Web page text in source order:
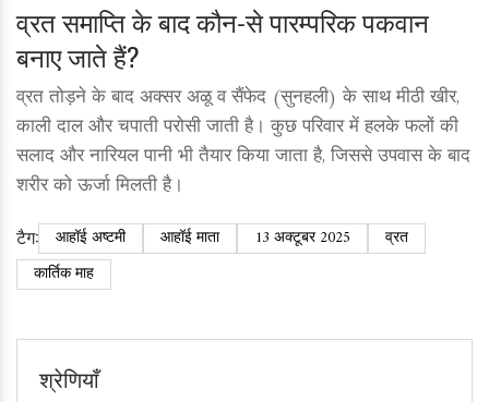
व्रत समाप्ति के बाद कौन‑से पारम्परिक पकवान
बनाए जाते हैं?
व्रत तोड़ने के बाद अक्सर अळू व सैंफेद (सुनहली) के साथ मीठी खीर,
काली दाल और चपाती परोसी जाती है। कुछ परिवार में हलके फलों की
सलाद और नारियल पानी भी तैयार किया जाता है, जिससे उपवास के बाद
शरीर को ऊर्जा मिलती है।
टैग: आहॉई अष्टमी आहॉई माता 13 अक्टूबर 2025
व्रत
कार्तिक माह
श्रेणियाँ